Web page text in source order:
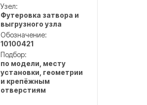
Узел:
Футеровка затвора и
выгрузного узла
Обозначение:
10100421
Подбор:
по модели, месту
установки, геометрии
и крепёжным
отверстиям